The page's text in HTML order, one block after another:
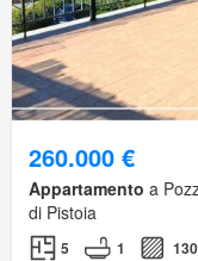
260.000 €
Appartamento a
di Pistoia
5 1